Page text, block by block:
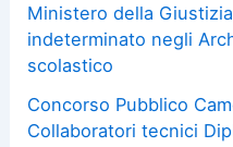
Ministero della
indeterminato negli
scolastico
Concorso Pubblico
Collaboratori tecnici